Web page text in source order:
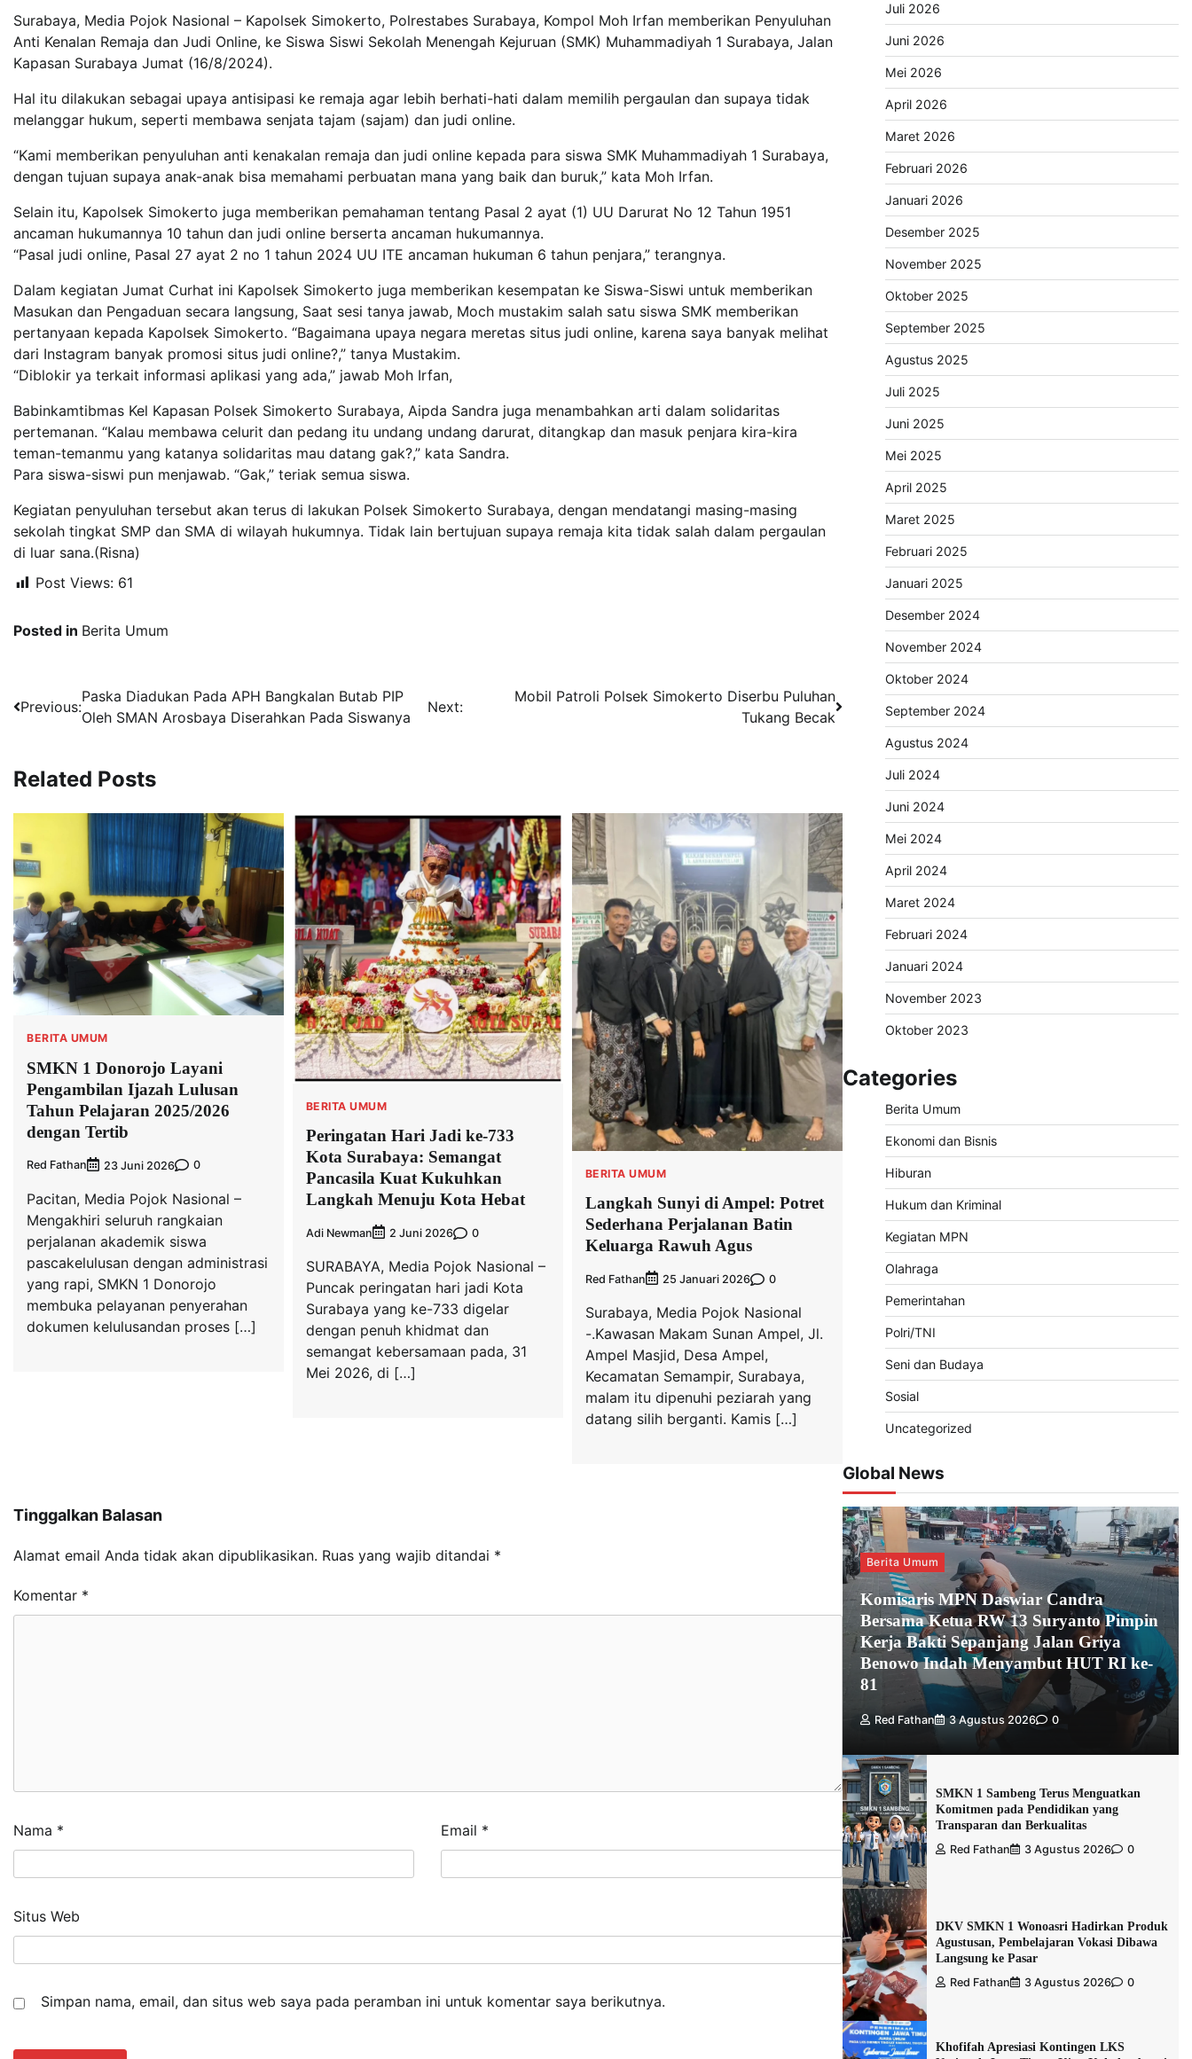
Surabaya, Media Pojok Nasional – Kapolsek Simokerto, Polrestabes Surabaya, Kompol Moh Irfan memberikan Penyuluhan
Anti Kenalan Remaja dan Judi Online, ke Siswa Siswi Sekolah Menengah Kejuruan (SMK) Muhammadiyah 1 Surabaya, Jalan
Kapasan Surabaya Jumat (16/8/2024).
Hal itu dilakukan sebagai upaya antisipasi ke remaja agar lebih berhati-hati dalam memilih pergaulan dan supaya tidak
melanggar hukum, seperti membawa senjata tajam (sajam) dan judi online.
“Kami memberikan penyuluhan anti kenakalan remaja dan judi online kepada para siswa SMK Muhammadiyah 1 Surabaya,
dengan tujuan supaya anak-anak bisa memahami perbuatan mana yang baik dan buruk,” kata Moh Irfan.
Selain itu, Kapolsek Simokerto juga memberikan pemahaman tentang Pasal 2 ayat (1) UU Darurat No 12 Tahun 1951
ancaman hukumannya 10 tahun dan judi online berserta ancaman hukumannya.
“Pasal judi online, Pasal 27 ayat 2 no 1 tahun 2024 UU ITE ancaman hukuman 6 tahun penjara,” terangnya.
Dalam kegiatan Jumat Curhat ini Kapolsek Simokerto juga memberikan kesempatan ke Siswa-Siswi untuk memberikan
Masukan dan Pengaduan secara langsung, Saat sesi tanya jawab, Moch mustakim salah satu siswa SMK memberikan
pertanyaan kepada Kapolsek Simokerto. “Bagaimana upaya negara meretas situs judi online, karena saya banyak melihat
dari Instagram banyak promosi situs judi online?,” tanya Mustakim.
“Diblokir ya terkait informasi aplikasi yang ada,” jawab Moh Irfan,
Babinkamtibmas Kel Kapasan Polsek Simokerto Surabaya, Aipda Sandra juga menambahkan arti dalam solidaritas
pertemanan. “Kalau membawa celurit dan pedang itu undang undang darurat, ditangkap dan masuk penjara kira-kira
teman-temanmu yang katanya solidaritas mau datang gak?,” kata Sandra.
Para siswa-siswi pun menjawab. “Gak,” teriak semua siswa.
Kegiatan penyuluhan tersebut akan terus di lakukan Polsek Simokerto Surabaya, dengan mendatangi masing-masing
sekolah tingkat SMP dan SMA di wilayah hukumnya. Tidak lain bertujuan supaya remaja kita tidak salah dalam pergaulan
di luar sana.(Risna)
Post Views: 61
Posted in Berita Umum
Navigasi
Previous:
Paska Diadukan Pada APH Bangkalan Butab PIP
Oleh SMAN Arosbaya Diserahkan Pada Siswanya
Next:
Mobil Patroli Polsek Simokerto Diserbu Puluhan
Tukang Becak
Related Posts
BERITA UMUM
SMKN 1 Donorojo Layani
Pengambilan Ijazah Lulusan
Tahun Pelajaran 2025/2026
dengan Tertib
Red Fathan 23 Juni 2026 0
Pacitan, Media Pojok Nasional –
Mengakhiri seluruh rangkaian
perjalanan akademik siswa
pascakelulusan dengan administrasi
yang rapi, SMKN 1 Donorojo
membuka pelayanan penyerahan
dokumen kelulusandan proses […]
BERITA UMUM
Peringatan Hari Jadi ke-733
Kota Surabaya: Semangat
Pancasila Kuat Kukuhkan
Langkah Menuju Kota Hebat
Adi Newman 2 Juni 2026 0
SURABAYA, Media Pojok Nasional –
Puncak peringatan hari jadi Kota
Surabaya yang ke-733 digelar
dengan penuh khidmat dan
semangat kebersamaan pada, 31
Mei 2026, di […]
BERITA UMUM
Langkah Sunyi di Ampel: Potret
Sederhana Perjalanan Batin
Keluarga Rawuh Agus
Red Fathan 25 Januari 2026 0
Surabaya, Media Pojok Nasional
-.Kawasan Makam Sunan Ampel, Jl.
Ampel Masjid, Desa Ampel,
Kecamatan Semampir, Surabaya,
malam itu dipenuhi peziarah yang
datang silih berganti. Kamis […]
Tinggalkan Balasan
Alamat email Anda tidak akan dipublikasikan. Ruas yang wajib ditandai *
Komentar *
Nama * Email *
Situs Web
Simpan nama, email, dan situs web saya pada peramban ini untuk komentar saya berikutnya.
Juli 2026
Juni 2026
Mei 2026
April 2026
Maret 2026
Februari 2026
Januari 2026
Desember 2025
November 2025
Oktober 2025
September 2025
Agustus 2025
Juli 2025
Juni 2025
Mei 2025
April 2025
Maret 2025
Februari 2025
Januari 2025
Desember 2024
November 2024
Oktober 2024
September 2024
Agustus 2024
Juli 2024
Juni 2024
Mei 2024
April 2024
Maret 2024
Februari 2024
Januari 2024
November 2023
Oktober 2023
Categories
Berita Umum
Ekonomi dan Bisnis
Hiburan
Hukum dan Kriminal
Kegiatan MPN
Olahraga
Pemerintahan
Polri/TNI
Seni dan Budaya
Sosial
Uncategorized
Global News
Berita Umum
Komisaris MPN Daswiar Candra
Bersama Ketua RW 13 Suryanto Pimpin
Kerja Bakti Sepanjang Jalan Griya
Benowo Indah Menyambut HUT RI ke-
81
Red Fathan 3 Agustus 2026 0
SMKN 1 Sambeng Terus Menguatkan
Komitmen pada Pendidikan yang
Transparan dan Berkualitas
Red Fathan 3 Agustus 2026 0
DKV SMKN 1 Wonoasri Hadirkan Produk
Agustusan, Pembelajaran Vokasi Dibawa
Langsung ke Pasar
Red Fathan 3 Agustus 2026 0
Khofifah Apresiasi Kontingen LKS